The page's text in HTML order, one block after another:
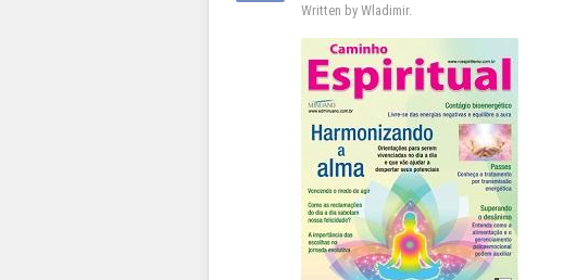
Written by Wladimir.